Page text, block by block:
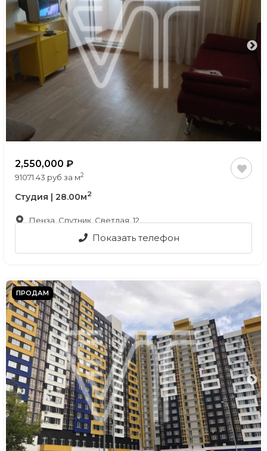
2,550,000
91071.43 руб за м2
Студия | 28.00м2
Пенза, Спутник, Светлая, 12
Показать телефон
ПРОДАМ